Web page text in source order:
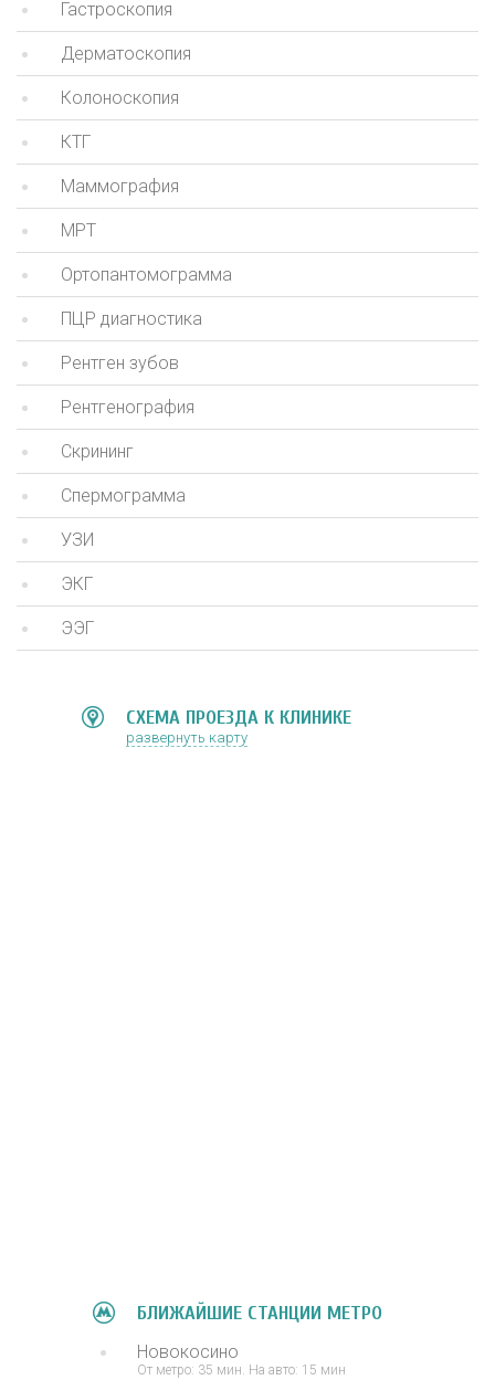
Гастроскопия
Дерматоскопия
Колоноскопия
КТГ
Маммография
МРТ
Ортопантомограмма
ПЦР диагностика
Рентген зубов
Рентгенография
Скрининг
Спермограмма
УЗИ
ЭКГ
ЭЭГ
СХЕМА ПРОЕЗДА К КЛИНИКЕ
развернуть карту
БЛИЖАЙШИЕ СТАНЦИИ МЕТРО
Новокосино
От метро: 35 мин. На авто: 15 мин